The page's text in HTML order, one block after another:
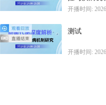
开播时间:
测试
开播时间: